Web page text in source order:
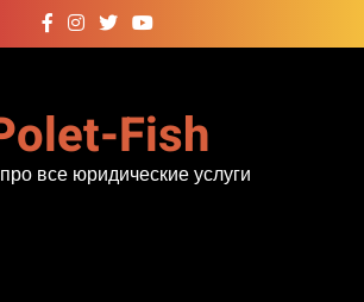
Fish
все юридические услуги